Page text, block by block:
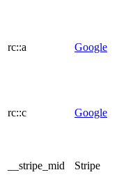
rc::a Google
rc::c Google
__stripe_mid Stripe